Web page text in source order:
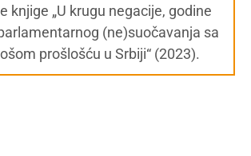
knjige „U krugu negacije, godine
(ne)suočavanja sa
lošom prošlošću u Srbiji“ (2023).